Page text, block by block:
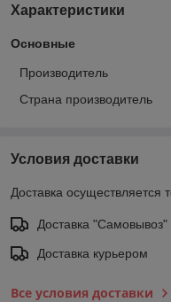
Характеристики
Основные
Производитель
Страна производитель
Условия доставки
Доставка осуществляется
Доставка "Самовывоз"
Доставка курьером
Все условия доставки